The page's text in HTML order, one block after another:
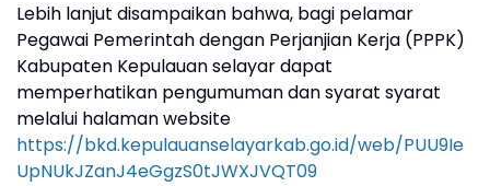
Lebih lanjut disampaikan bahwa, bagi pelamar
Pegawai Pemerintah dengan Perjanjian Kerja (PPPK)
Kabupaten Kepulauan selayar dapat
memperhatikan pengumuman dan syarat syarat
melalui halaman website
https://bkd.kepulauanselayarkab.go.id/web/PUU9Ie
UpNUkJZanJ4eGgzS0tJWXJVQT09